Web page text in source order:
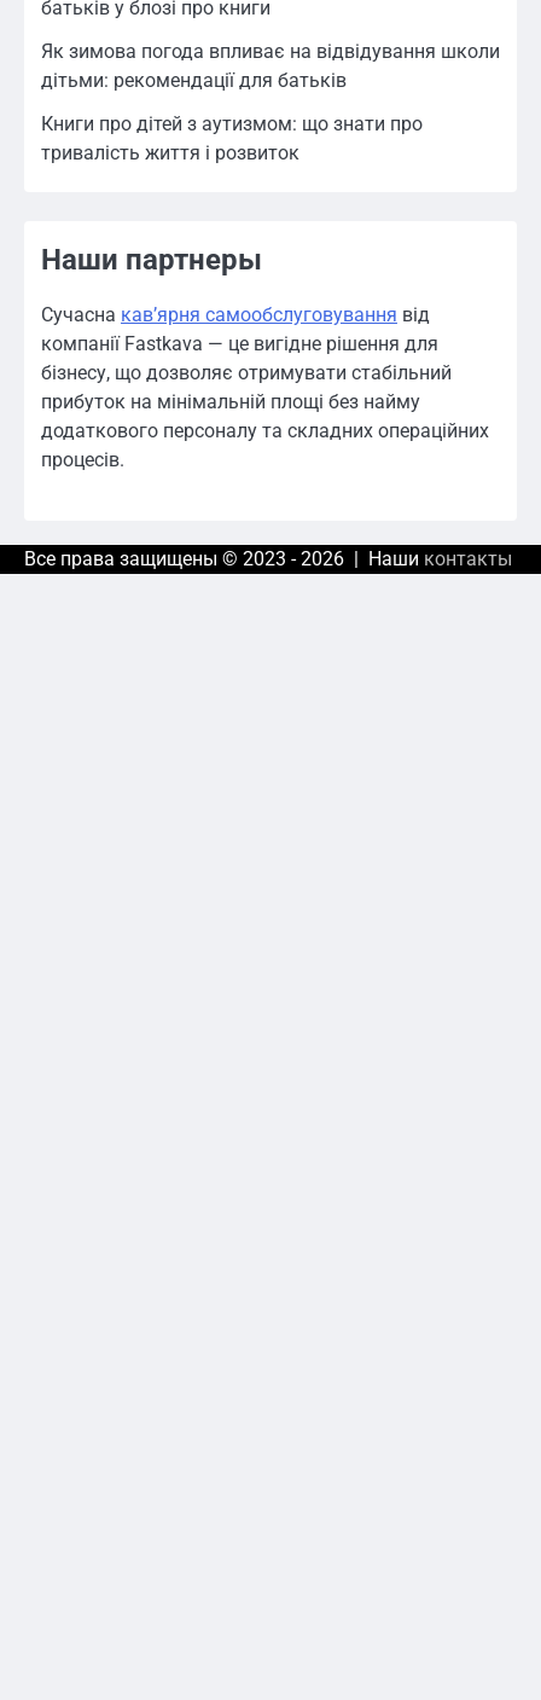
батьків у блозі про книги
Як зимова погода впливає на відвідування школи
дітьми: рекомендації для батьків
Книги про дітей з аутизмом: що знати про
тривалість життя і розвиток
Наши партнеры
Сучасна кавʼярня самообслуговування від
компанії Fastkava — це вигідне рішення для
бізнесу, що дозволяє отримувати стабільний
прибуток на мінімальній площі без найму
додаткового персоналу та складних операційних
процесів.
Все права защищены © 2023 - 2026 | Наши контакты